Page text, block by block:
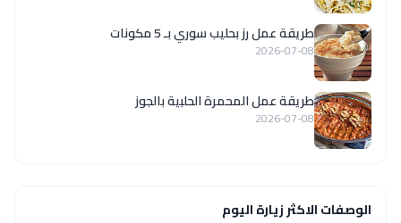
طريقة عمل رز بحليب سوري بـ 5 مكونات
2026-07-08
طريقة عمل المحمرة الحلبية بالجوز
2026-07-08
الوصفات الاكثر زيارة اليوم